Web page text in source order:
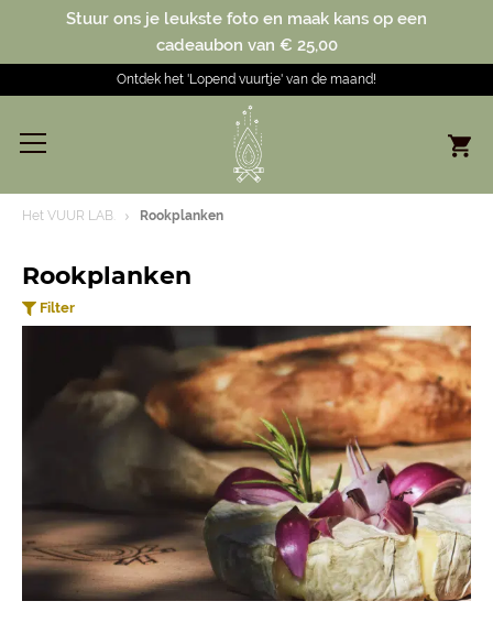
Stuur ons je leukste foto en maak kans op een
cadeaubon van € 25,00
Ontdek het 'Lopend vuurtje' van de maand!
Het VUUR LAB. Rookplanken
Rookplanken
Filter